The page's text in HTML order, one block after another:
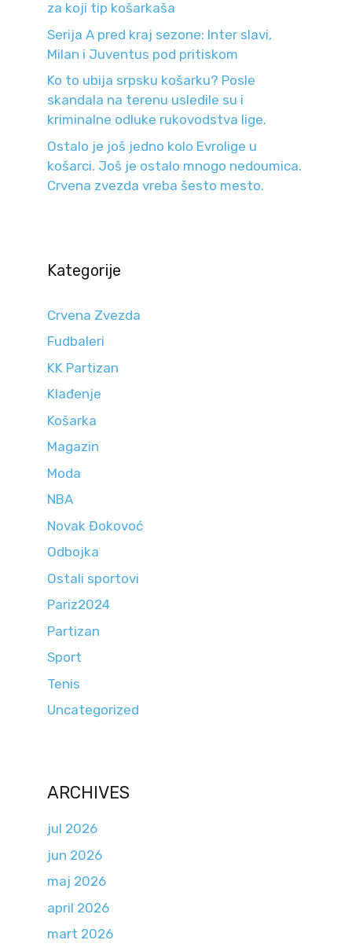
za koji tip košarkaša
Serija A pred kraj sezone: Inter slavi,
Milan i Juventus pod pritiskom
Ko to ubija srpsku košarku? Posle
skandala na terenu usledile su i
kriminalne odluke rukovodstva lige.
Ostalo je još jedno kolo Evrolige u
košarci. Još je ostalo mnogo nedoumica.
Crvena zvezda vreba šesto mesto.
Kategorije
Crvena Zvezda
Fudbaleri
KK Partizan
Klađenje
Košarka
Magazin
Moda
NBA
Novak Đokovoć
Odbojka
Ostali sportovi
Pariz2024
Partizan
Sport
Tenis
Uncategorized
ARCHIVES
jul 2026
jun 2026
maj 2026
april 2026
mart 2026